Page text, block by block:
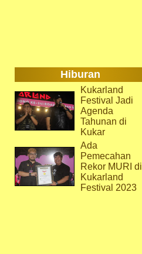
Hiburan
Kukarland
Festival Jadi
Agenda
Tahunan di
Kukar
Ada
Pemecahan
Rekor MURI di
Kukarland
Festival 2023